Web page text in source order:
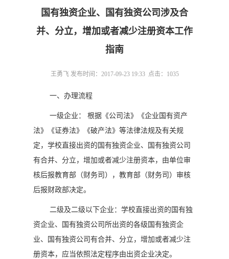
国有独资企业、国有独资公司涉及合
并、分立，增加或者减少注册资本工作
指南
王勇飞发布时间：2017-09-23 19:33 点击： 1035
一、办理流程
一级企业：
根据《公司法》《企业国有资产
法》《证券法》《破产法》等法律法规及有关规
定，学校直接出资的国有独资企业、国有独资公司
有合并、分立，增加或者减少注册资本，由单位审
核后报教育部（财务司），教育部（财务司）审核
后报财政部决定。
二级及二级以下企业：学校直接出资的国有独
资企业、国有独资公司所出资的各级国有独资企
业、国有独资公司有合并、分立，增加或者减少注
册资本，应当依照法定程序由出资企业决定。